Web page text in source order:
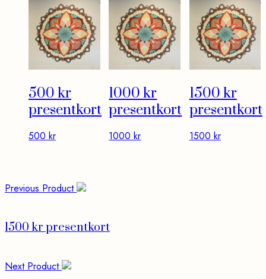
500 kr
presentkort
500 kr
1000 kr
presentkort
1000kr
1500 kr
presentkort
1500 kr
Previous Product
1500 kr presentkort
Next Product